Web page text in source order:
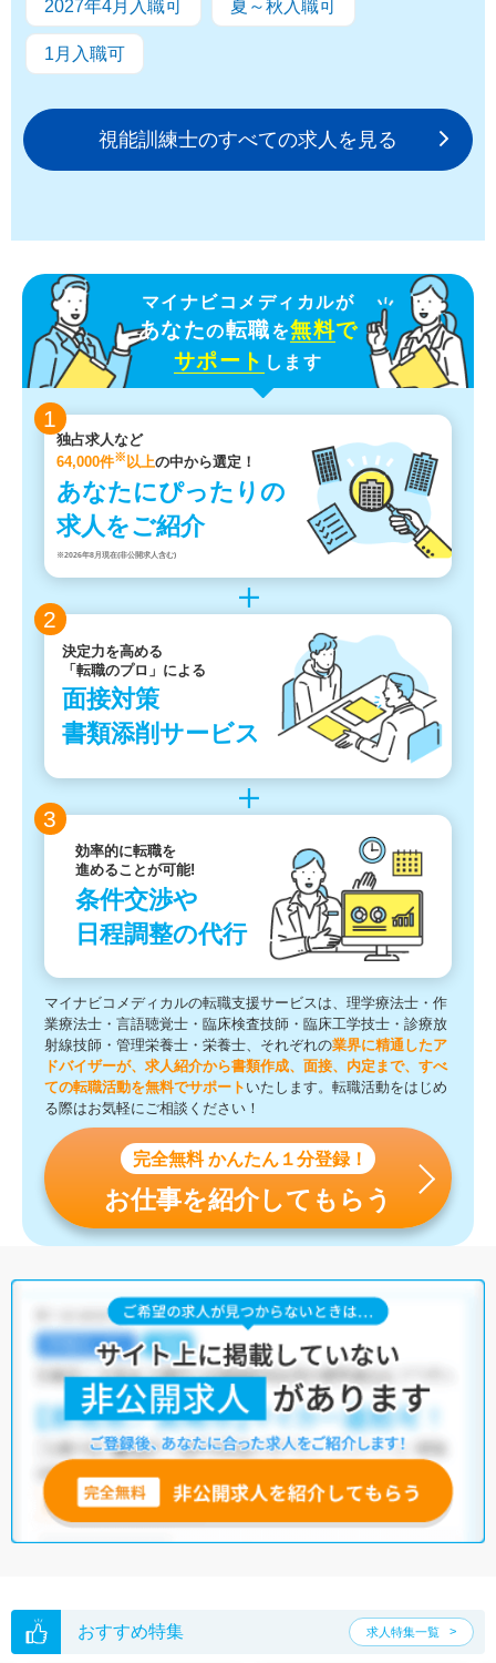
2027年4月入職可 夏～秋入職可
1月入職可
視能訓練士のすべての求人を見る
マイナビコメディカルが
あなたの転職を無料で
サポート します
1
独占求人など
64,000件※以上の中から選定！
あなたにぴったりの
求人をご紹介
※2026年8月現在(非公開求人含む)
2
決定力を高める
「転職のプロ」による
面接対策
書類添削サービス
3
効率的に転職を
進めることが可能!
条件交渉や
日程調整の代行
マイナビコメディカルの転職支援サービスは、理学療法士・作
業療法士・言語聴覚士・臨床検査技師・臨床工学技士・診療放
射線技師・管理栄養士・栄養士、それぞれの業界に精通したア
ドバイザーが、求人紹介から書類作成、面接、内定まで、すべ
ての転職活動を無料でサポート いたします。転職活動をはじめ
る際はお気軽にご相談ください！
完全無料 かんたん１分登録！
お仕事を紹介してもらう
おすすめ特集 求人特集一覧